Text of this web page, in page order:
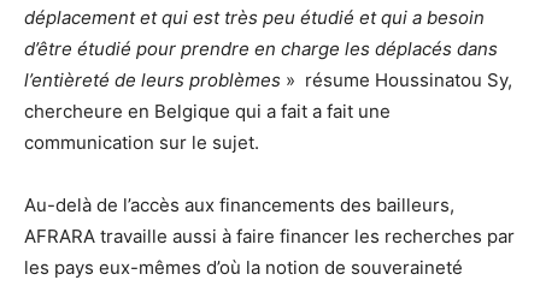
déplacement et qui est très peu étudié et qui a besoin
d’être étudié pour prendre en charge les déplacés dans
l’entièreté de leurs problèmes » résume Houssinatou Sy,
chercheure en Belgique qui a fait a fait une
communication sur le sujet.
Au-delà de l’accès aux financements des bailleurs,
AFRARA travaille aussi à faire financer les recherches par
les pays eux-mêmes d’où la notion de souveraineté